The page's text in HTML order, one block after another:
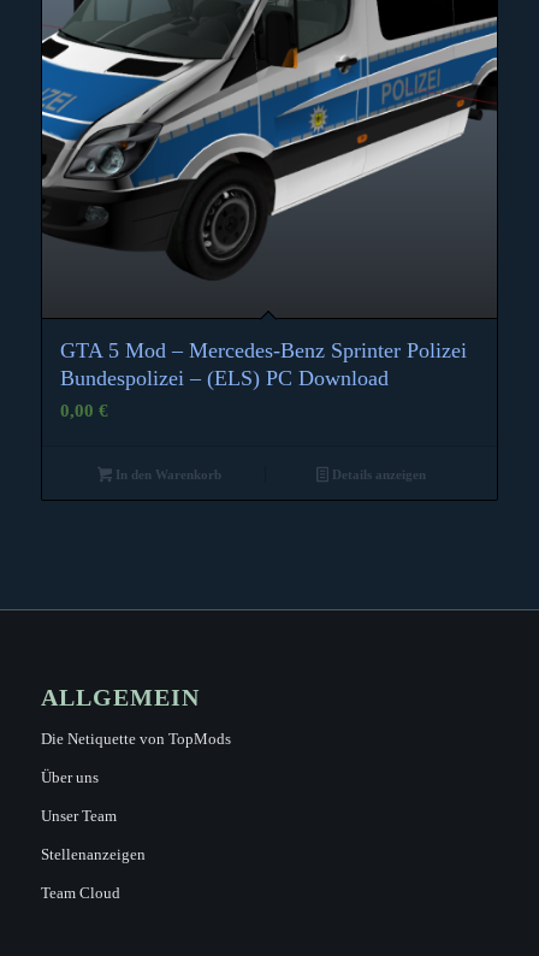
GTA 5 Mod – Mercedes-Benz Sprinter Polizei
Bundespolizei – (ELS) PC Download
0,00 €
In den Warenkorb Details anzeigen
ALLGEMEIN
Die Netiquette von TopMods
Über uns
Unser Team
Stellenanzeigen
Team Cloud